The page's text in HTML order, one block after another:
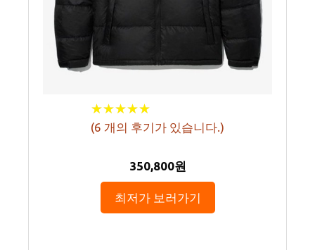
★★★★★
★★★★★
(6 개의 후기가 있습니다.)
350,800원
최저가 보러가기